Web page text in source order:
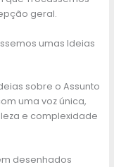
geral.
umas Ideias
sobre o Assunto
uma voz única,
e complexidade
desenhados